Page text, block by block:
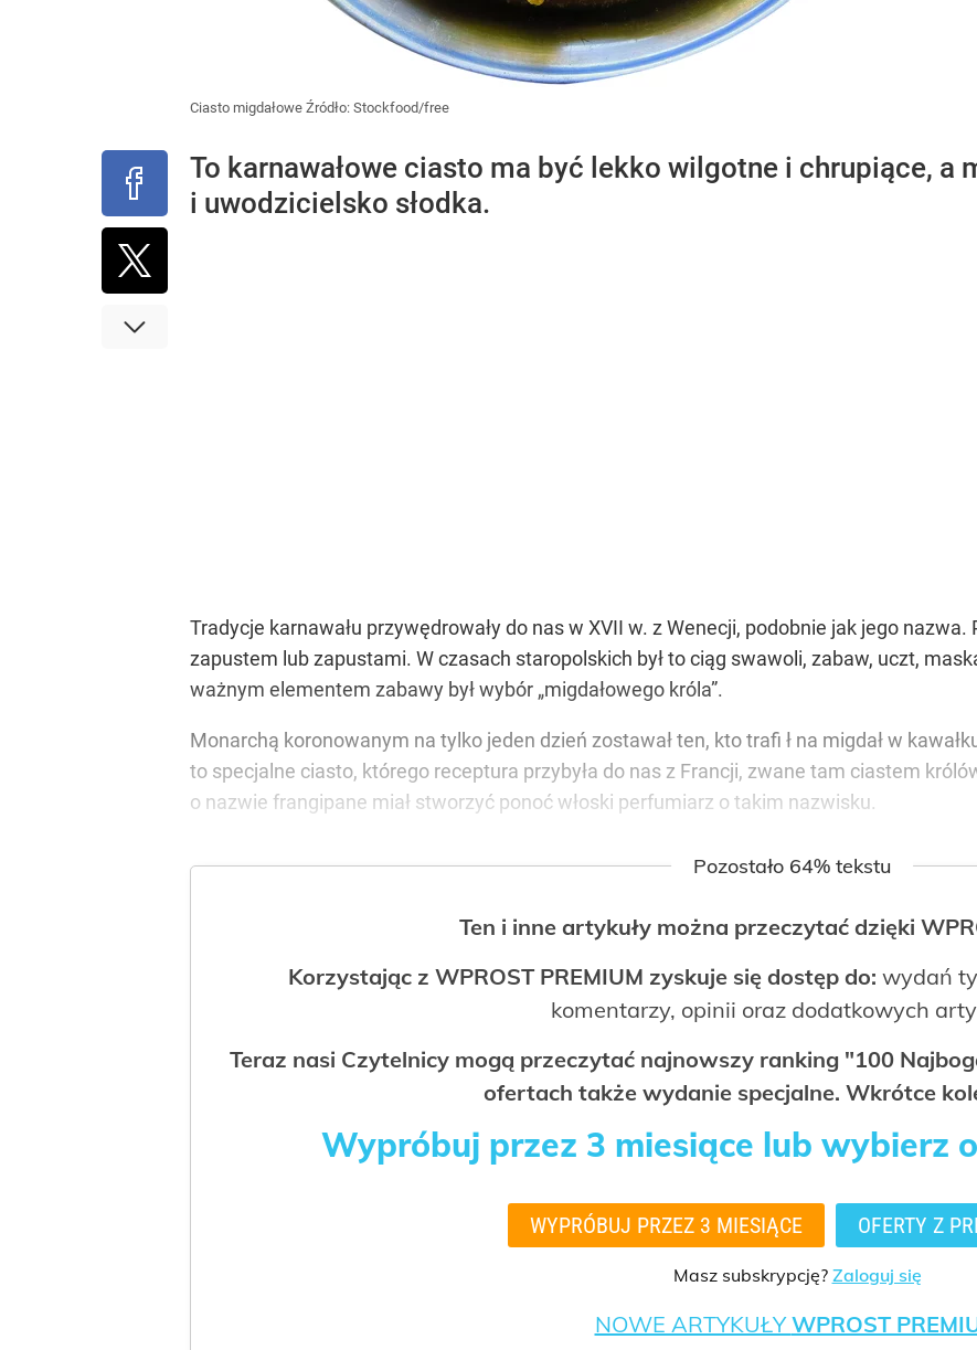
Ciasto migdałowe Źródło: Stockfood/free
To karnawałowe ciasto ma być lekko wilgotne i chrupiące, a
i uwodzicielsko słodka.
Tradycje karnawału przywędrowały do nas w XVII w. z Wenecji, podobnie jak jego
zapustem lub zapustami. W czasach staropolskich był to ciąg swawoli, zabaw, uczt,
ważnym elementem zabawy był wybór „migdałowego króla”.
Monarchą koronowanym na tylko jeden dzień zostawał ten, kto trafi ł na migdał w
to specjalne ciasto, którego receptura przybyła do nas z Francji, zwane tam ciastem
o nazwie frangipane miał stworzyć ponoć włoski perfumiarz o takim nazwisku.
Pozostało 64% tekstu
Ten i inne artykuły można przeczytać dzięki
Korzystając z WPROST PREMIUM zyskuje się dostęp do: wydań
komentarzy, opinii oraz dodatkowych
Teraz nasi Czytelnicy mogą przeczytać najnowszy ranking "100
ofertach także wydanie specjalne. Wkrótce
Wypróbuj przez 3 miesiące lub wybierz
WYPRÓBUJ PRZEZ 3 MIESIĄCE OFERTY Z
Masz subskrypcję? Zaloguj się
NOWE ARTYKUŁYWPROST